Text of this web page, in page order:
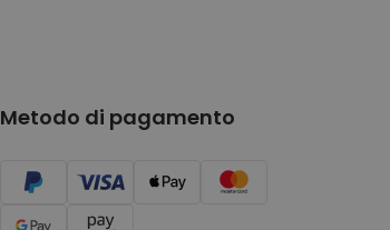
Metodo di pagamento